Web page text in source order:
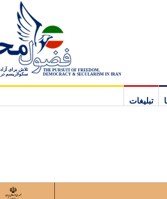
THE PURSUIT OF FREEDOM,
DEMOCRACY & SECULARISM IN IRAN
تلاش برای
سکولاریسم در
تبلیغات